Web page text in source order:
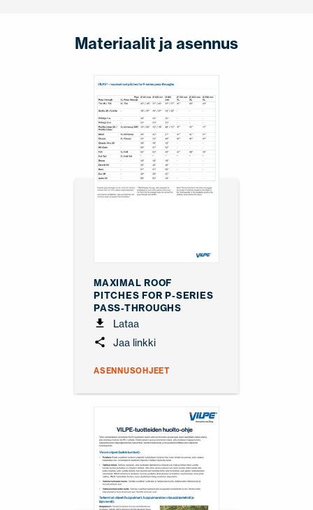
Materiaalit ja asennus
MAXIMAL ROOF
PITCHES FOR P-SERIES
PASS-THROUGHS
Lataa
Jaa linkki
ASENNUSOHJEET